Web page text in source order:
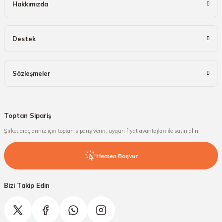
Hakkımızda
Destek
Sözleşmeler
Toptan Sipariş
Şirket araçlarınız için toptan sipariş verin, uygun fiyat avantajları ile satın alın!
Hemen Başvur
Bizi Takip Edin